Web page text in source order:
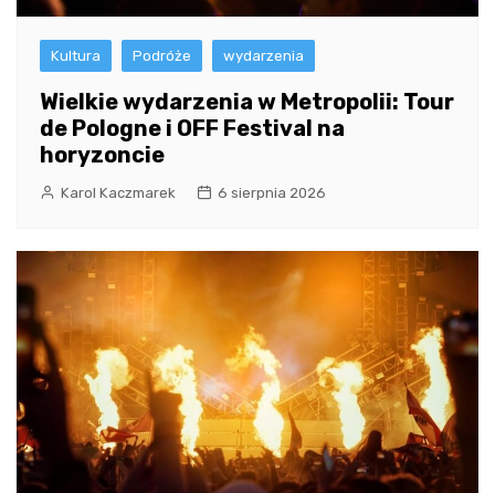
Kultura Podróże wydarzenia
Wielkie wydarzenia w Metropolii: Tour
de Pologne i OFF Festival na
horyzoncie
Karol Kaczmarek 6 sierpnia 2026